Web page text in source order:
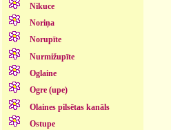
Nikuce
Noriņa
Norupīte
Nurmižupīte
Oglaine
Ogre (upe)
Olaines pilsētas kanāls
Ostupe